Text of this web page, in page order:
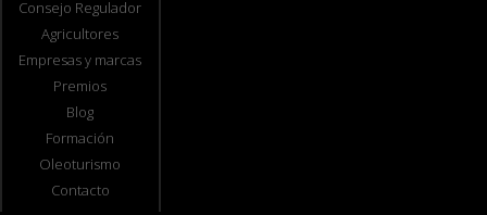
Consejo Regulador
Agricultores
Empresas y marcas
Premios
Blog
Formación
Oleoturismo
Contacto